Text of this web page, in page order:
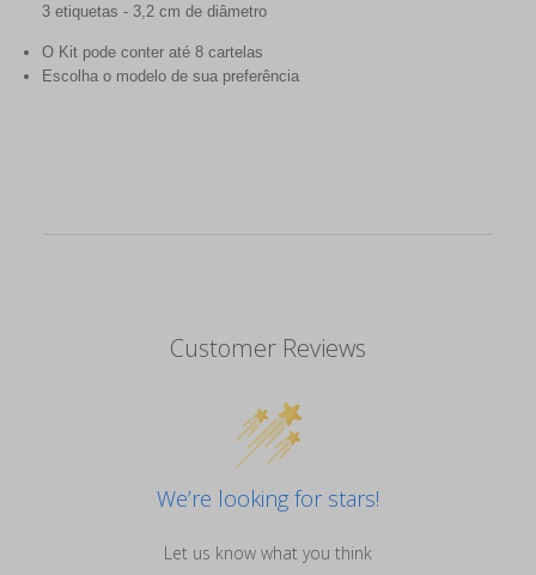
3 etiquetas - 3,2 cm de diâmetro
O Kit pode conter até 8 cartelas
Escolha o modelo de sua preferência
Customer Reviews
We’re looking for stars!
Let us know what you think